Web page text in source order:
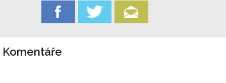
Komentáře